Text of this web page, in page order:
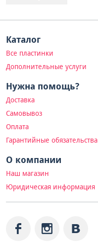
Каталог
Все пластинки
Дополнительные услуги
Нужна помощь?
Доставка
Самовывоз
Оплата
Гарантийные обязательства
О компании
Наш магазин
Юридическая информация